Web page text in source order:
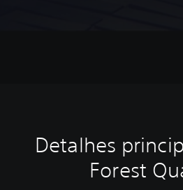
Detalhes
Forest